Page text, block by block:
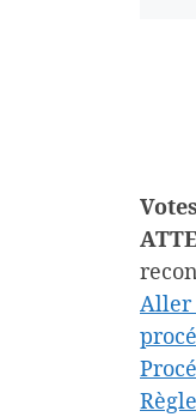
Aller